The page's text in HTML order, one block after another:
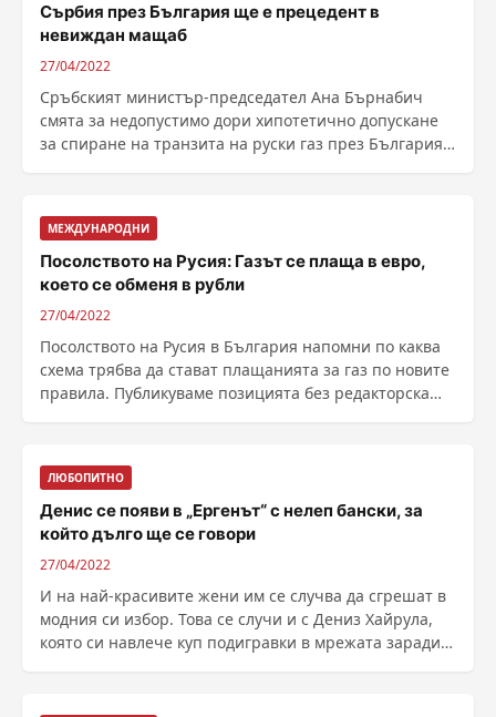
Сърбия през България ще е прецедент в
невиждан мащаб
27/04/2022
Сръбският министър-председател Ана Бърнабич
смята за недопустимо дори хипотетично допускане
за спиране на транзита на руски газ през България.
МЕЖДУНАРОДНИ
Посолството на Русия: Газът се плаща в евро,
което се обменя в рубли
27/04/2022
Посолството на Русия в България напомни по каква
схема трябва да стават плащанията за газ по новите
правила. Публикуваме позицията без редакторска
ЛЮБОПИТНО
Денис се появи в „Ергенът“ с нелеп бански, за
който дълго ще се говори
27/04/2022
И на най-красивите жени им се случва да сгрешат в
модния си избор. Това се случи и с Дениз Хайрула,
която си навлече куп подигравки в мрежата заради